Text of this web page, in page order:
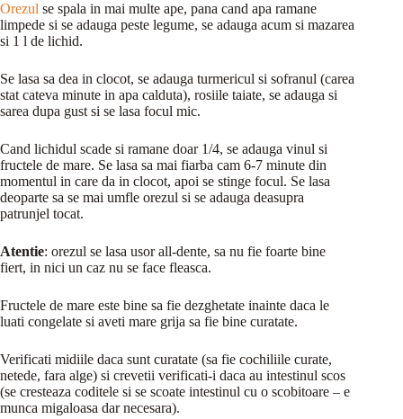
Orezul se spala in mai multe ape, pana cand apa ramane
limpede si se adauga peste legume, se adauga acum si mazarea
si 1 l de lichid.
Se lasa sa dea in clocot, se adauga turmericul si sofranul (carea
stat cateva minute in apa calduta), rosiile taiate, se adauga si
sarea dupa gust si se lasa focul mic.
Cand lichidul scade si ramane doar 1/4, se adauga vinul si
fructele de mare. Se lasa sa mai fiarba cam 6-7 minute din
momentul in care da in clocot, apoi se stinge focul. Se lasa
deoparte sa se mai umfle orezul si se adauga deasupra
patrunjel tocat.
Atentie: orezul se lasa usor all-dente, sa nu fie foarte bine
fiert, in nici un caz nu se face fleasca.
Fructele de mare este bine sa fie dezghetate inainte daca le
luati congelate si aveti mare grija sa fie bine curatate.
Verificati midiile daca sunt curatate (sa fie cochiliile curate,
netede, fara alge) si crevetii verificati-i daca au intestinul scos
(se cresteaza coditele si se scoate intestinul cu o scobitoare – e
munca migaloasa dar necesara).